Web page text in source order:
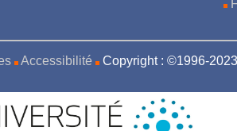
Accessibilité Copyright : ©1996-